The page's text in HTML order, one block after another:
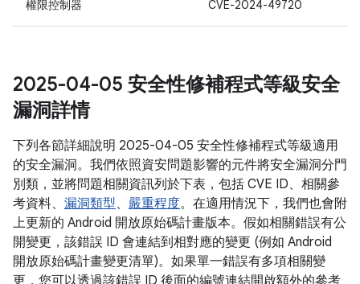
權限控制器 CVE-2024-49720
2025-04-05 安全性修補程式等級安全
漏洞詳情
下列各節詳細說明 2025-04-05 安全性修補程式等級適用
的安全漏洞。我們依照資安問題影響的元件將安全漏洞分門
別類，並將問題相關資訊列於下表，包括 CVE ID、相關參
考資料、 漏洞類型、 嚴重程度。在適用情況下，我們也會附
上更新的 Android 開放原始碼計畫版本。假如相關錯誤有公
開變更，該錯誤 ID 會連結到相對應的變更 (例如 Android
開放原始碼計畫變更清單)。如果單一錯誤有多項相關變
更，您可以透過該錯誤 ID 後面的編號連結開啟額外的參考